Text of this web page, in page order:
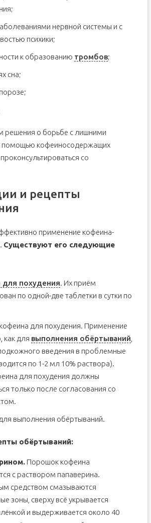
нервной системы и с
психики;
к образованию тромбов;
сна;
решения о борьбе с лишними
помощью кофеиносодержащих
со
и рецепты
применение кофеина-
Существуют его следующие
для похудения. Их приём
по одной-две таблетки в сутки по
для похудения. Применение
как для выполнения обёртываний
введения в проблемные
по 1-2 мл 10% раствора).
для похудения должны
только после согласования со
выполнения обёртываний.
обёртываний:
Порошок кофеина
с раствором папаверина.
средством смазываются
зоны, сверху всё укрывается
и выдерживается около 40